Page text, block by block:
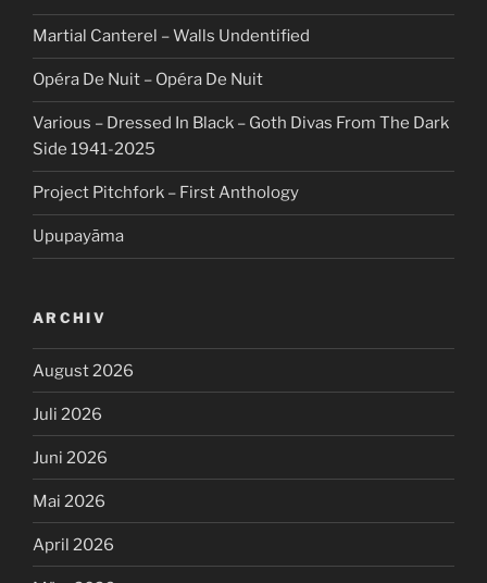
Martial Canterel – Walls Undentified
Opéra De Nuit – Opéra De Nuit
Various – Dressed In Black – Goth Divas From The Dark
Side 1941-2025
Project Pitchfork – First Anthology
Upupayāma
ARCHIV
August 2026
Juli 2026
Juni 2026
Mai 2026
April 2026